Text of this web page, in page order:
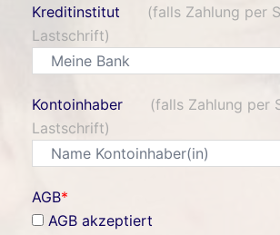
Kreditinstitut (falls Zahlung per
Lastschrift)
Kontoinhaber (falls Zahlung per
Lastschrift)
AGB*
AGB akzeptiert